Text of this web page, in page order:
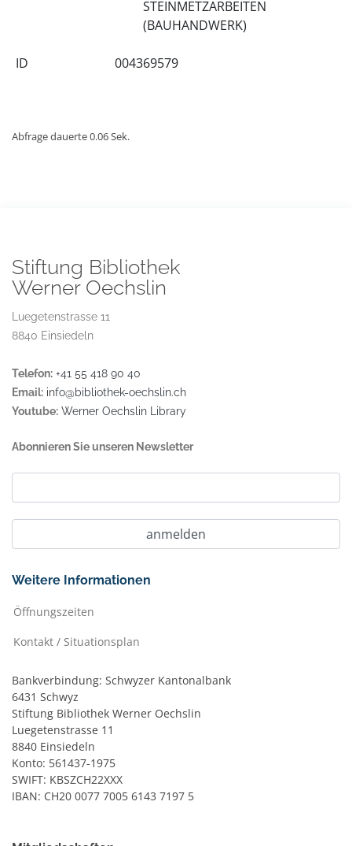
STEINMETZARBEITEN
(BAUHANDWERK)
ID 004369579
Abfrage dauerte 0.06 Sek.
Stiftung Bibliothek
Werner Oechslin
Luegetenstrasse 11
8840 Einsiedeln
Telefon: +41 55 418 90 40
Email: info@bibliothek-oechslin.ch
Youtube: Werner Oechslin Library
Abonnieren Sie unseren Newsletter
Weitere Informationen
Öffnungszeiten
Kontakt / Situationsplan
Bankverbindung: Schwyzer Kantonalbank
6431 Schwyz
Stiftung Bibliothek Werner Oechslin
Luegetenstrasse 11
8840 Einsiedeln
Konto: 561437-1975
SWIFT: KBSZCH22XXX
IBAN: CH20 0077 7005 6143 7197 5